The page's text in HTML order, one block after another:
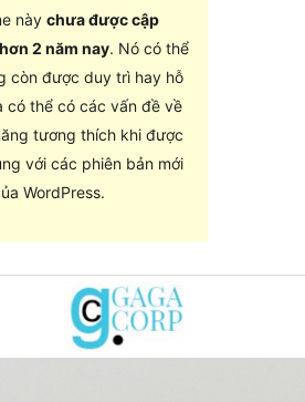
này chưa được cập
2 năm nay. Nó có thể
còn được duy trì hay hỗ
có thể có các vấn đề về
tương thích khi được
với các phiên bản mới
WordPress.